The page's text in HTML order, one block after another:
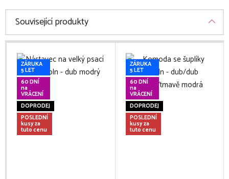
Související produkty
ZÁRUKA
5 LET
60 DNÍ
na
VRÁCENÍ
DOPRODEJ
POSLEDNÍ
kusy za
tuto cenu
ZÁRUKA
5 LET
60 DNÍ
na
VRÁCENÍ
DOPRODEJ
POSLEDNÍ
kusy za
tuto cenu